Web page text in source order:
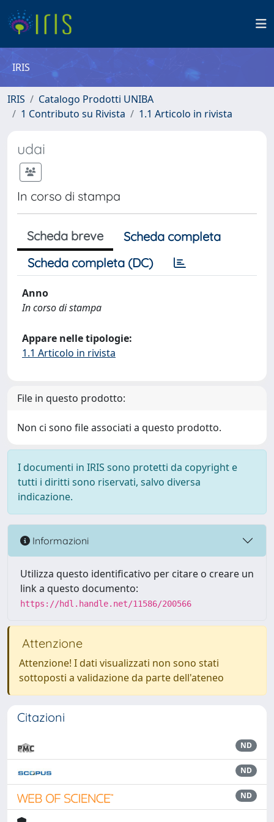
IRIS
IRIS
Catalogo Prodotti UNIBA
1 Contributo su Rivista
1.1 Articolo in rivista
udai
In corso di stampa
Scheda breve
Scheda completa
Scheda completa (DC)
Anno
In corso di stampa
Appare nelle tipologie:
1.1 Articolo in rivista
File in questo prodotto:
Non ci sono file associati a questo prodotto.
I documenti in IRIS sono protetti da copyright e
tutti i diritti sono riservati, salvo diversa
indicazione.
Informazioni
Utilizza questo identificativo per citare o creare un
link a questo documento:
https://hdl.handle.net/11586/200566
Attenzione
Attenzione! I dati visualizzati non sono stati
sottoposti a validazione da parte dell'ateneo
Citazioni
ND
ND
ND